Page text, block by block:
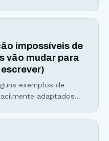
dúvida se vale a pena,
de uma vez por
impossíveis de
vão mudar para
exemplos de
adaptados
do poder de uma